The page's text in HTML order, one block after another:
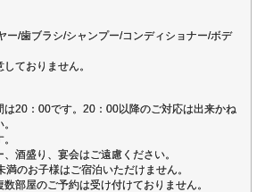
ー/歯ブラシ/シャンプー/コンディショナー/ボデ
ておりません。
20：00です。20：00以降のご対応は出来かね
酒盛り、宴会はご遠慮ください。
のお子様はご宿泊いただけません。
部屋のご予約は受け付けておりません。